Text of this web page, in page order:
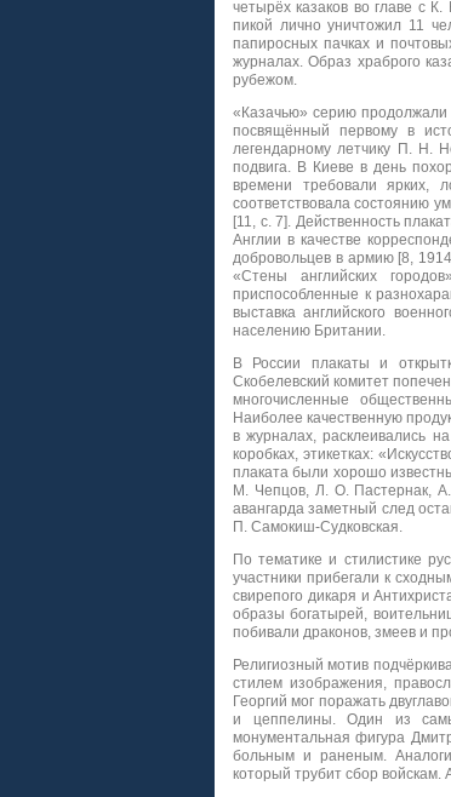
четырёх казаков во главе с
пикой лично уничтожил 11
папиросных пачках и
журналах. Образ храброго
рубежом.
«Казачью» серию продолжали
посвящённый первому в
легендарному летчику П. Н.
подвига. В Киеве в день
времени требовали ярких,
соответствовала состоянию
[11, с. 7]. Действенность
Англии в качестве
добровольцев в армию [8,
«Стены английских
приспособленные к
выставка английского
населению Британии.
В России плакаты и
Скобелевский комитет
многочисленные
Наиболее качественную
в журналах, расклеивались
коробках, этикетках:
плаката были хорошо
М. Чепцов, Л. О. Пастернак,
авангарда заметный след
П. Самокиш-Судковская.
По тематике и стилистике
участники прибегали к
свирепого дикаря и
образы богатырей,
побивали драконов, змеев и
Религиозный мотив
стилем изображения,
Георгий мог поражать
и цеппелины. Один из
монументальная фигура
больным и раненым.
который трубит сбор